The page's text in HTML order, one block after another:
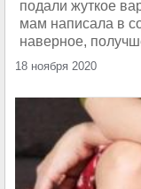
подали жуткое
мам написала в
наверное,
18 ноября 2020